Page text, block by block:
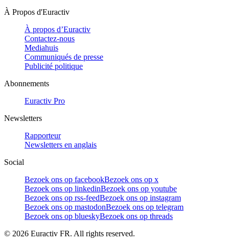
À Propos d'Euractiv
À propos d’Euractiv
Contactez-nous
Mediahuis
Communiqués de presse
Publicité politique
Abonnements
Euractiv Pro
Newsletters
Rapporteur
Newsletters en anglais
Social
Bezoek ons op facebookBezoek ons op x
Bezoek ons op linkedinBezoek ons op youtube
Bezoek ons op rss-feedBezoek ons op instagram
Bezoek ons op mastodonBezoek ons op telegram
Bezoek ons op blueskyBezoek ons op threads
© 2026 Euractiv FR. All rights reserved.